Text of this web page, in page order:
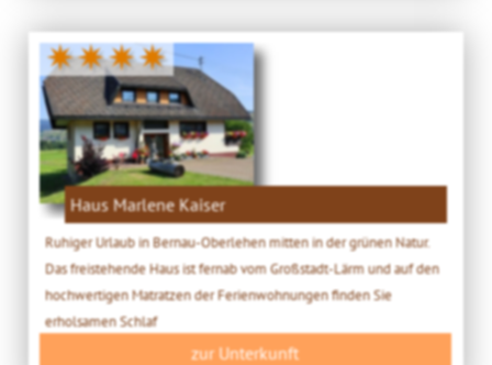
✷✷✷✷
Haus Marlene Kaiser
Ruhiger Urlaub in Bernau-Oberlehen mitten in der grünen Natur.
Das freistehende Haus ist fernab vom Großstadt-Lärm und auf den
hochwertigen Matratzen der Ferienwohnungen finden Sie
erholsamen Schlaf
zur Unterkunft